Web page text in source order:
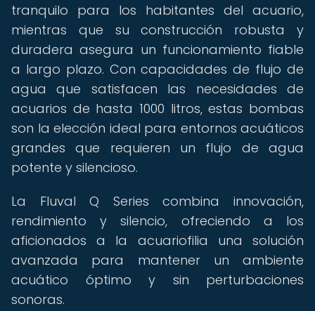
tranquilo para los habitantes del acuario,
mientras que su construcción robusta y
duradera asegura un funcionamiento fiable
a largo plazo. Con capacidades de flujo de
agua que satisfacen las necesidades de
acuarios de hasta 1000 litros, estas bombas
son la elección ideal para entornos acuáticos
grandes que requieren un flujo de agua
potente y silencioso.
La Fluval Q Series combina innovación,
rendimiento y silencio, ofreciendo a los
aficionados a la acuariofilia una solución
avanzada para mantener un ambiente
acuático óptimo y sin perturbaciones
sonoras.